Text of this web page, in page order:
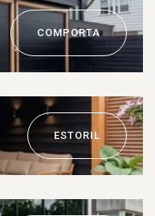
COMPORTA
ESTORIL